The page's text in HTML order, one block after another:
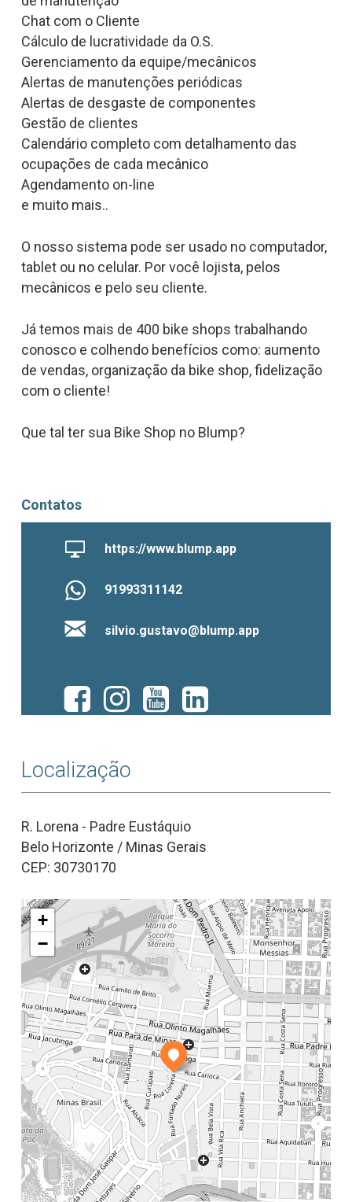
Chat com o Cliente
Cálculo de lucratividade da O.S.
Gerenciamento da equipe/mecânicos
Alertas de manutenções periódicas
Alertas de desgaste de componentes
Gestão de clientes
Calendário completo com detalhamento das
ocupações de cada mecânico
Agendamento on-line
e muito mais..
O nosso sistema pode ser usado no computador,
tablet ou no celular. Por você lojista, pelos
mecânicos e pelo seu cliente.
Já temos mais de 400 bike shops trabalhando
conosco e colhendo benefícios como: aumento
de vendas, organização da bike shop, fidelização
com o cliente!
Que tal ter sua Bike Shop no Blump?
Contatos
https://www.blump.app
91993311142
silvio.gustavo@blump.app
Localização
R. Lorena - Padre Eustáquio
Belo Horizonte / Minas Gerais
CEP: 30730170
+
−